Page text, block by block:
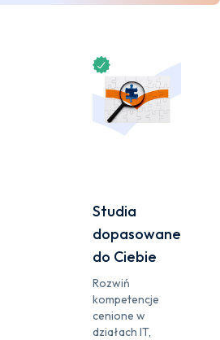
Studia
dopasowane
do Ciebie
Rozwiń
kompetencje
cenione w
działach IT,